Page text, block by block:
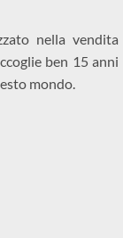
nella vendita
ben 15 anni
mondo.